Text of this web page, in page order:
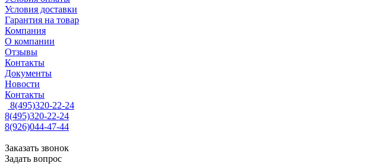
Условия доставки
Гарантия на товар
Компания
О компании
Отзывы
Контакты
Документы
Новости
Контакты
8(495)320-22-24
8(495)320-22-24
8(926)044-47-44
Заказать звонок
Задать вопрос